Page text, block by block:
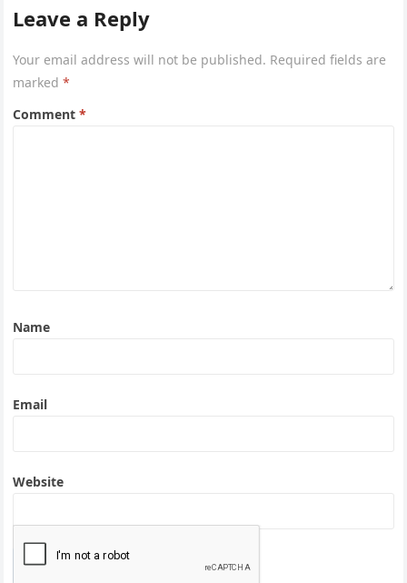
Leave a Reply
Your email address will not be published. Required fields are
marked*
Comment*
Name
Email
Website